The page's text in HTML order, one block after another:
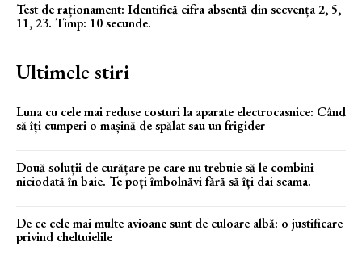
Test de raționament: Identifică cifra absentă din secvența 2, 5,
11, 23. Timp: 10 secunde.
Ultimele stiri
Luna cu cele mai reduse costuri la aparate electrocasnice: Când
să îți cumperi o mașină de spălat sau un frigider
Două soluții de curățare pe care nu trebuie să le combini
niciodată în baie. Te poți îmbolnăvi fără să îți dai seama.
De ce cele mai multe avioane sunt de culoare albă: o justificare
privind cheltuielile